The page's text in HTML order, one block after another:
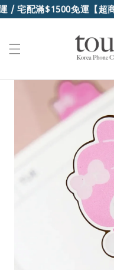
/ 宅配滿$1500免運【超